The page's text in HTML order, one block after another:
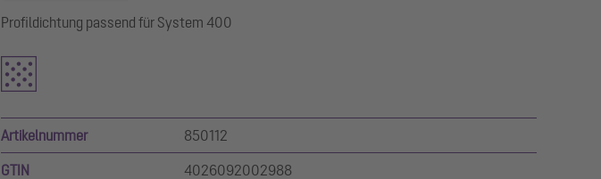
Profildichtung passend für System 400
Artikelnummer 850112
GTIN 4026092002988